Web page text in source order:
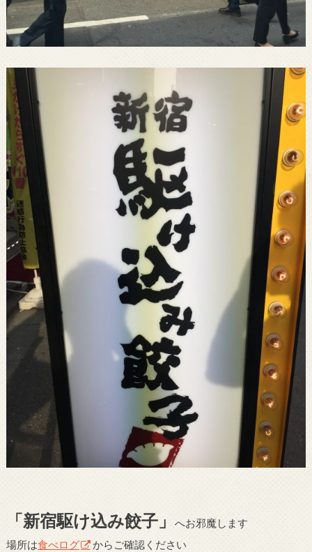
「新宿駆け込み餃子」
へお邪魔します
場所は食べログ からご確認ください